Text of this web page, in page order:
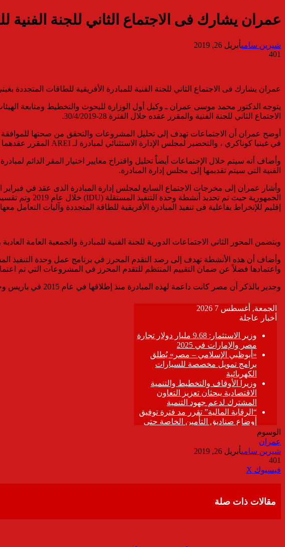
عمران يشارك فى الاجتماع الثاني للجنة الفنية
شيرين سامىأبريل 26, 2019
401
عمران يشارك فى الاجتماع الثاني للجنة الفنية للمبادرة الأفريقية للطاقات المتجددة
الاجتماع الثاني للجنة الفنية والمقرر عقده خلال الفترة 28-30/4/2019.
أوضح عمران أن الاجتماعات تهدف إلى تحليل المشروعات والتحقق من صحتها للموافقة
في غينيا كوناكري ، والتحضير لمجلس الإدارة الاستثنائي لمبادرة لـ AREI المقرر عقدهما فى يونيو القادم .
الفنية التي سيتم تقديمها إلى مجلس إدارة المبادرة.
وأشار عمران إلى مخرجات الاجتماع السابع لمجلس إدارة المبادرة الذى عقد في فبراير
إقليم للإنخراط بفاعلية فى تنفيذ المبادرة الأفريقية للطاقة المتجددة وآليات التعامل
ويتضمن المحور الثاني الاجتماعات الدورية للجنة الفنية للمبادرة والجمعية العامة
واعتمادها فضلاً عن ضمان التقييم المنتظم للتقدم المحرز في المشروعات التي تم
وجدير بالذكر أن مصر كانت داعمة لهذه المبادرة منذ إطلاقها في عام 2015 في باريس وحتي اليوم وذلك من أجل تحقيق الأهداف الطموحة للقارة الإفريقية ولن تدخر أية جهد للدفع بهذه المبادرة إلي الأمام .
الوسوم
عمران
شيرين سامىأبريل 26, 2019
401
فيسبوك ‫X
مقالات ذات صلة